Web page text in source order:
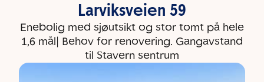
Larviksveien 59
Enebolig med sjøutsikt og stor tomt på hele
1,6 mål| Behov for renovering. Gangavstand
til Stavern sentrum